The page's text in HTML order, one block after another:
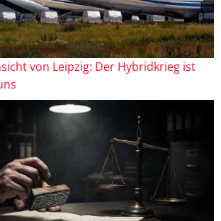
von Leipzig: Der Hybridkrieg ist